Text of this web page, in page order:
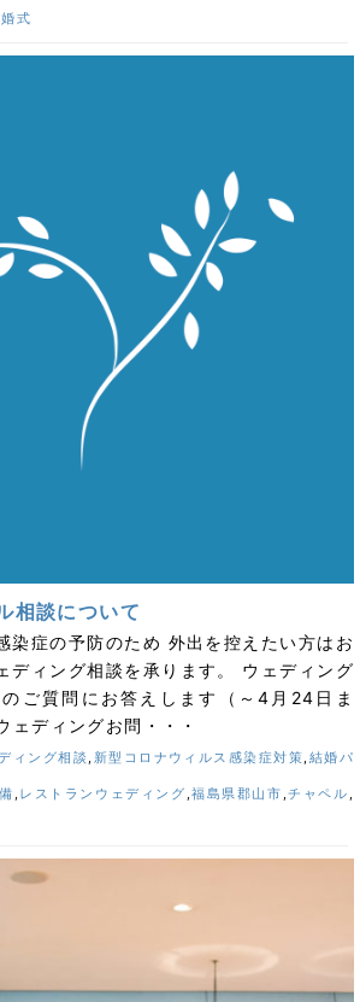
式
相談について
染症の予防のため 外出を控えたい方はお
ディング相談を承ります。 ウェディング
ご質問にお答えします（～4月24日ま
ディングお問・・・
ィング相談 , 新型コロナウィルス感染症対策, 結婚パ
, レストランウェディング ,福島県郡山市 ,チャペル ,